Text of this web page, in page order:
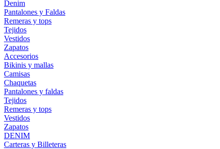
Denim
Pantalones y Faldas
Remeras y tops
Tejidos
Vestidos
Zapatos
Accesorios
Bikinis y mallas
Camisas
Chaquetas
Pantalones y faldas
Tejidos
Remeras y tops
Vestidos
Zapatos
DENIM
Carteras y Billeteras